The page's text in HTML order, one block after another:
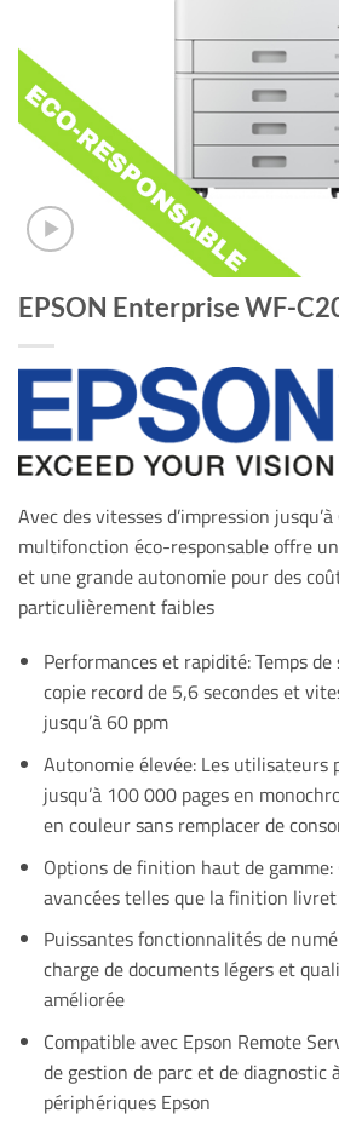
EPSON Enterprise WF-
Avec des vitesses d’impression
multifonction éco-responsable offre
et une grande autonomie pour des
particulièrement faibles
Performances et rapidité: Temps
copie record de 5,6 secondes et
jusqu’à 60 ppm
Autonomie élevée: Les utilisateurs
jusqu’à 100 000 pages en
en couleur sans remplacer de
Options de finition haut de
avancées telles que la finition
Puissantes fonctionnalités de
charge de documents légers et
améliorée
Compatible avec Epson Remote
de gestion de parc et de diagnostic
périphériques Epson